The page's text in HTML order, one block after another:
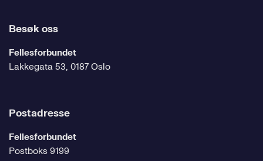
Besøk oss
Fellesforbundet
Lakkegata 53, 0187 Oslo
Postadresse
Fellesforbundet
Postboks 9199